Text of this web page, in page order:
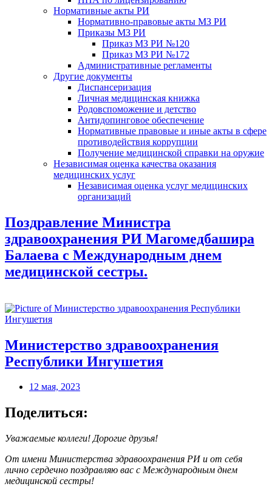
Нормативные акты РИ
Нормативно-правовые акты МЗ РИ
Приказы МЗ РИ
Приказ МЗ РИ №120
Приказ МЗ РИ №172
Административные регламенты
Другие документы
Диспансеризация
Личная медицинская книжка
Родовспоможение и детство
Антидопинговое обеспечение
Нормативные правовые и иные акты в сфере
противодействия коррупции
Получение медицинской справки на оружие
Независимая оценка качества оказания
медицинских услуг
Независимая оценка услуг медицинскиx
организаций
Поздравление Министра
здравоохранения РИ Магомедбашира
Балаева с Международным днем
медицинской сестры.
Министерство здравоохранения
Республики Ингушетия
12 мая, 2023
Поделиться:
Уважаемые коллеги! Дорогие друзья!
От имени Министерства здравоохранения РИ и от себя
лично сердечно поздравляю вас с Международным днем
медицинской сестры!